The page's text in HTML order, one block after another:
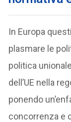
In Europa
plasmare le
politica
dell’UE nella
ponendo
concorrenza e